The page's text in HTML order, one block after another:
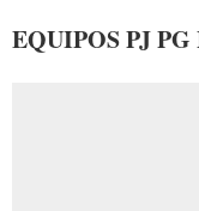
EQUIPOS PJ PG